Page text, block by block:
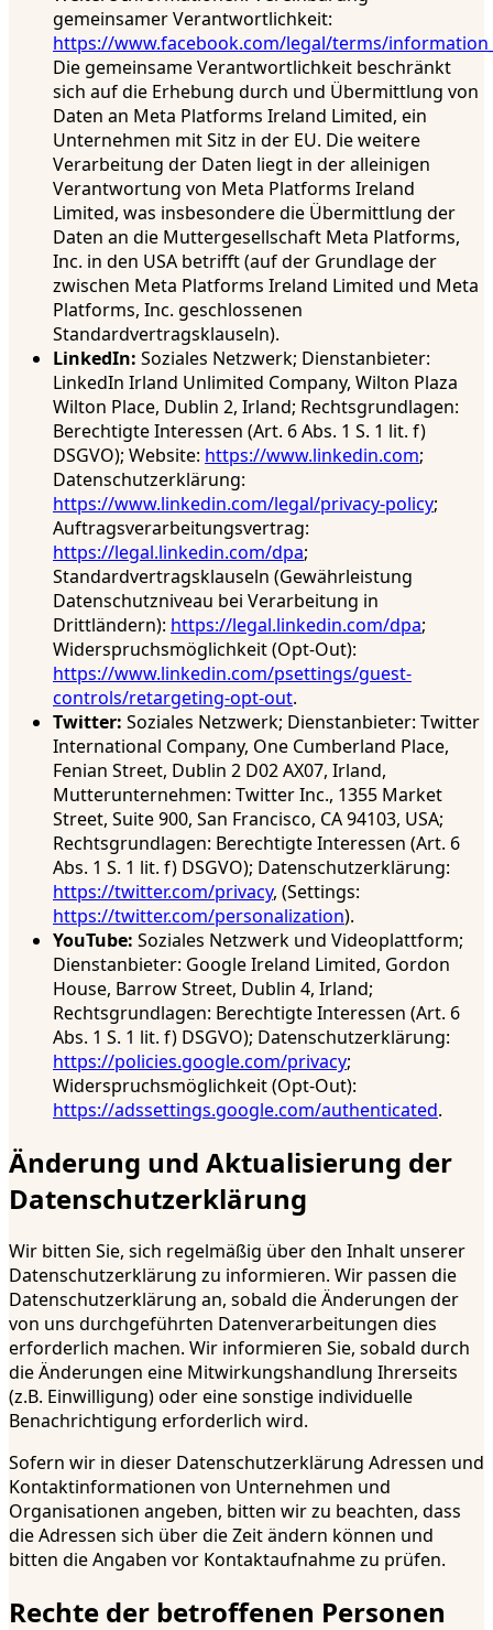
gemeinsamer Verantwortlichkeit:
https://www.facebook.com/legal/terms/
Die gemeinsame Verantwortlichkeit beschränkt
sich auf die Erhebung durch und Übermittlung von
Daten an Meta Platforms Ireland Limited, ein
Unternehmen mit Sitz in der EU. Die weitere
Verarbeitung der Daten liegt in der alleinigen
Verantwortung von Meta Platforms Ireland
Limited, was insbesondere die Übermittlung der
Daten an die Muttergesellschaft Meta Platforms,
Inc. in den USA betrifft (auf der Grundlage der
zwischen Meta Platforms Ireland Limited und Meta
Platforms, Inc. geschlossenen
Standardvertragsklauseln).
LinkedIn: Soziales Netzwerk; Dienstanbieter:
LinkedIn Irland Unlimited Company, Wilton Plaza
Wilton Place, Dublin 2, Irland; Rechtsgrundlagen:
Berechtigte Interessen (Art. 6 Abs. 1 S. 1 lit. f)
DSGVO); Website: https://www.linkedin.com;
Datenschutzerklärung:
https://www.linkedin.com/legal/privacy-policy;
Auftragsverarbeitungsvertrag:
https://legal.linkedin.com/dpa;
Standardvertragsklauseln (Gewährleistung
Datenschutzniveau bei Verarbeitung in
Drittländern): https://legal.linkedin.com/dpa;
Widerspruchsmöglichkeit (Opt-Out):
https://www.linkedin.com/psettings/guest-
controls/retargeting-opt-out.
Twitter: Soziales Netzwerk; Dienstanbieter: Twitter
International Company, One Cumberland Place,
Fenian Street, Dublin 2 D02 AX07, Irland,
Mutterunternehmen: Twitter Inc., 1355 Market
Street, Suite 900, San Francisco, CA 94103, USA;
Rechtsgrundlagen: Berechtigte Interessen (Art. 6
Abs. 1 S. 1 lit. f) DSGVO); Datenschutzerklärung:
https://twitter.com/privacy, (Settings:
https://twitter.com/personalization).
YouTube: Soziales Netzwerk und Videoplattform;
Dienstanbieter: Google Ireland Limited, Gordon
House, Barrow Street, Dublin 4, Irland;
Rechtsgrundlagen: Berechtigte Interessen (Art. 6
Abs. 1 S. 1 lit. f) DSGVO); Datenschutzerklärung:
https://policies.google.com/privacy;
Widerspruchsmöglichkeit (Opt-Out):
https://adssettings.google.com/authenticated.
Änderung und Aktualisierung der
Datenschutzerklärung
Wir bitten Sie, sich regelmäßig über den Inhalt unserer
Datenschutzerklärung zu informieren. Wir passen die
Datenschutzerklärung an, sobald die Änderungen der
von uns durchgeführten Datenverarbeitungen dies
erforderlich machen. Wir informieren Sie, sobald durch
die Änderungen eine Mitwirkungshandlung Ihrerseits
(z.B. Einwilligung) oder eine sonstige individuelle
Benachrichtigung erforderlich wird.
Sofern wir in dieser Datenschutzerklärung Adressen und
Kontaktinformationen von Unternehmen und
Organisationen angeben, bitten wir zu beachten, dass
die Adressen sich über die Zeit ändern können und
bitten die Angaben vor Kontaktaufnahme zu prüfen.
Rechte der betroffenen Personen